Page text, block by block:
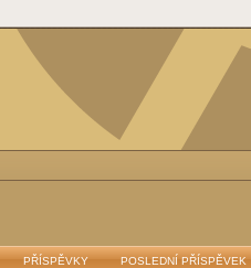
PŘÍSPĚVKY POSLEDNÍ PŘÍSPĚVEK